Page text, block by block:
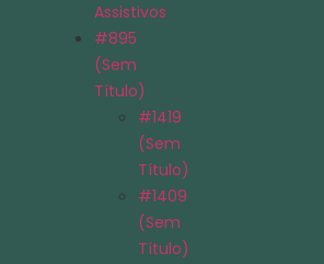
Assistivos
#895
(sem
Título)
#1419
(sem
Título)
#1409
(sem
Título)